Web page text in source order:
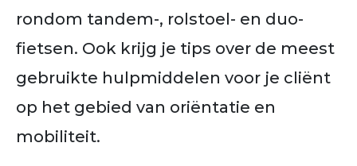
rondom tandem-, rolstoel- en duo-
fietsen. Ook krijg je tips over de meest
gebruikte hulpmiddelen voor je cliënt
op het gebied van oriëntatie en
mobiliteit.